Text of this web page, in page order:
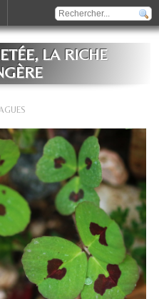
LA RICHE